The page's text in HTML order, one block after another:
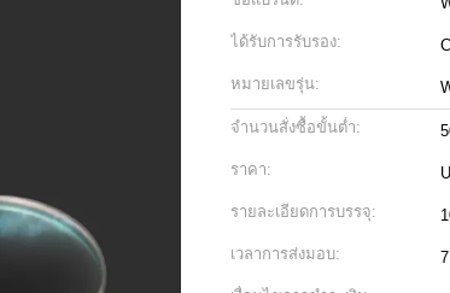
ได้รับการรับรอง:
หมายเลขรุ่น:
จำนวนสั่งซื้อขั้นต่ำ:
ราคา:
รายละเอียดการบรรจุ:
เวลาการส่งมอบ: